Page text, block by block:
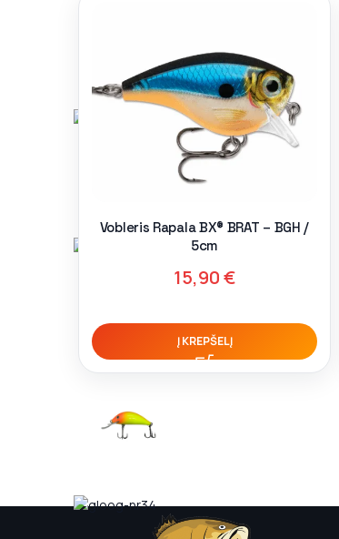
Vobleris Rapala BX® BRAT – BGH /
5cm
15,90€
Į KREPŠELĮ